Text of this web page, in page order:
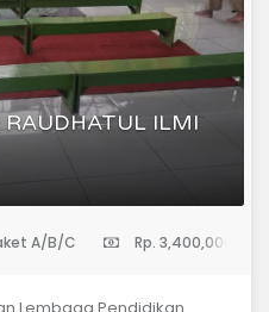
ILMI
A/B/C Rp. 3,400,000